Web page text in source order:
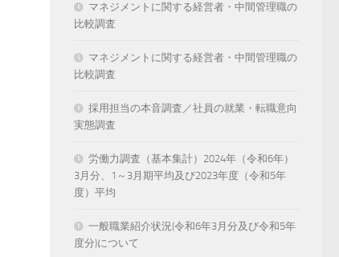
マネジメントに関する経営者・中間管理職の
比較調査
マネジメントに関する経営者・中間管理職の
比較調査
採用担当の本音調査／社員の就業・転職意向
実態調査
労働力調査（基本集計）2024年（令和6年）
3月分、1～3月期平均及び2023年度（令和5年
度）平均
一般職業紹介状況(令和6年3月分及び令和5年
度分)について